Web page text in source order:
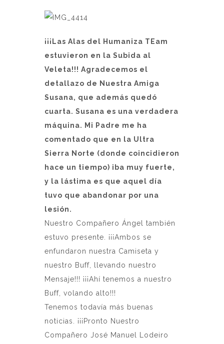
¡¡¡Las Alas del Humaniza TEam
estuvieron en la Subida al
Veleta!!! Agradecemos el
detallazo de Nuestra Amiga
Susana, que además quedó
cuarta. Susana es una verdadera
máquina. Mi Padre me ha
comentado que en la Ultra
Sierra Norte (donde coincidieron
hace un tiempo) iba muy fuerte,
y la lástima es que aquel día
tuvo que abandonar por una
lesión.
Nuestro Compañero Ángel también
estuvo presente. ¡¡¡Ambos se
enfundaron nuestra Camiseta y
nuestro Buff, llevando nuestro
Mensaje!!! ¡¡¡Ahí tenemos a nuestro
Buff, volando alto!!!
Tenemos todavía más buenas
noticias. ¡¡¡Pronto Nuestro
Compañero José Manuel Lodeiro